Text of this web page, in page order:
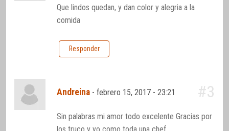
Que lindos quedan, y dan color y alegria a la
comida
Responder
Andreina -febrero 15, 2017 - 23:21 #3
Sin palabras mi amor todo excelente Gracias por